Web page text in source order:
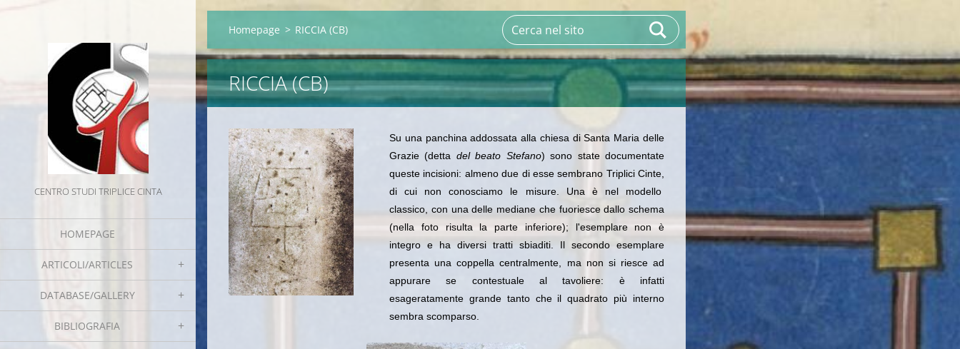
CENTRO STUDI TRIPLICE CINTA
HOMEPAGE
ARTICOLI/ARTICLES
DATABASE/GALLERY
BIBLIOGRAFIA
Homepage > RICCIA (CB)
RICCIA (CB)
Su una panchina addossata alla chiesa di Santa Maria delle
Grazie (detta del beato Stefano) sono state documentate
queste incisioni: almeno due di esse sembrano Triplici Cinte,
di cui non conosciamo le misure. Una è nel modello
classico, con una delle mediane che fuoriesce dallo schema
(nella foto risulta la parte inferiore); l'esemplare non è
integro e ha diversi tratti sbiaditi. Il secondo esemplare
presenta una coppella centralmente, ma non si riesce ad
appurare se contestuale al tavoliere: è infatti
esageratamente grande tanto che il quadrato più interno
sembra scomparso.